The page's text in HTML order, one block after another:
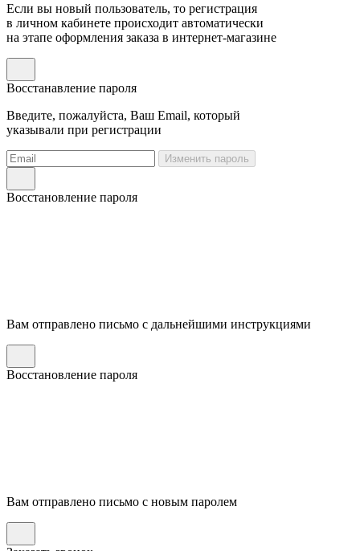
Если вы новый пользователь, то регистрация
в личном кабинете происходит автоматически
на этапе оформления заказа в интернет-магазине
Восстанавление пароля
Введите, пожалуйста, Ваш Email, который
указывали при регистрации
Изменить пароль
Восстановление пароля
Вам отправлено письмо с дальнейшими инструкциями
Восстановление пароля
Вам отправлено письмо с новым паролем